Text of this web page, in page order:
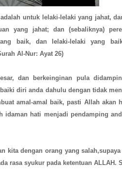
untuk lelaki-lelaki yang jahat,
yang jahat; dan (sebaliknya)
baik, dan lelaki-lelaki yang
Al-Nur: Ayat 26)
dan berkeinginan pula
diri anda dahulu dengan tidak
amal-amal baik, pasti Allah akan
idaman hati menjadi pendamping
kita dengan orang yang
rasa syukur pada ketentuan ALLAH.